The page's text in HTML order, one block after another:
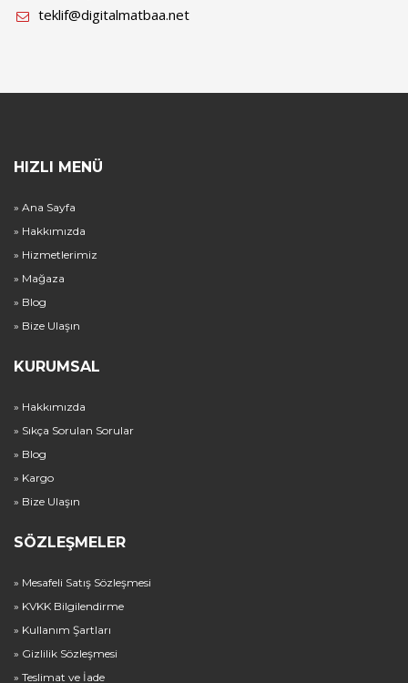
teklif@digitalmatbaa.net
HIZLI MENÜ
» Ana Sayfa
» Hakkımızda
» Hizmetlerimiz
» Mağaza
» Blog
» Bize Ulaşın
KURUMSAL
» Hakkımızda
» Sıkça Sorulan Sorular
» Blog
» Kargo
» Bize Ulaşın
SÖZLEŞMELER
» Mesafeli Satış Sözleşmesi
» KVKK Bilgilendirme
» Kullanım Şartları
» Gizlilik Sözleşmesi
» Teslimat ve İade